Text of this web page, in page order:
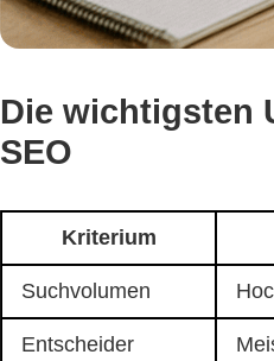
Die wichtigsten
SEO
Kriterium
Suchvolumen
Entscheider